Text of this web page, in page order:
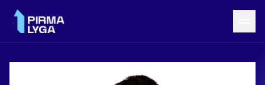
Grįžti į LRF puslapį